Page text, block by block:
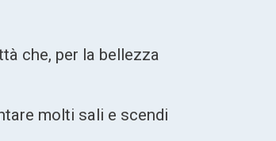
che, per la bellezza
molti sali e scendi